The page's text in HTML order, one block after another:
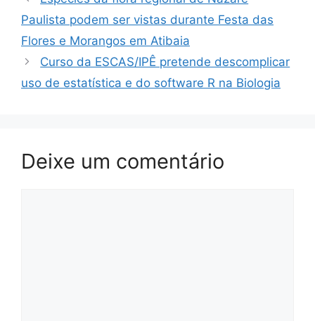
Paulista podem ser vistas durante Festa das
Flores e Morangos em Atibaia
Curso da ESCAS/IPÊ pretende descomplicar
uso de estatística e do software R na Biologia
Deixe um comentário